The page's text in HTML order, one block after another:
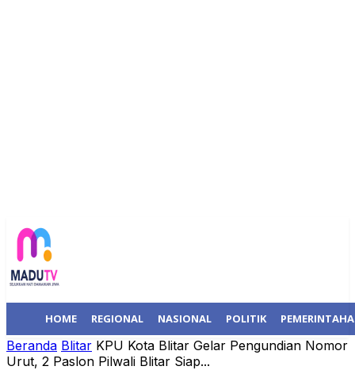
HOME REGIONAL NASIONAL POLITIK
Beranda Blitar KPU Kota Blitar Gelar Pengundian Nomor
Urut, 2 Paslon Pilwali Blitar Siap...